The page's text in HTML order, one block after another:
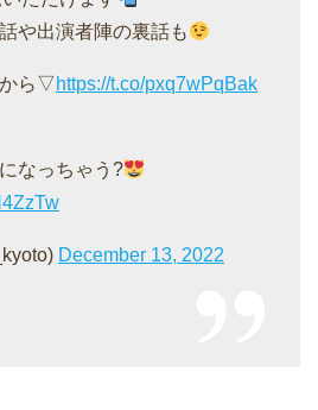
や出演者陣の裏話も
から▽ https://t.co/pxq7wPqBak
なっちゃう?
December 13, 2022